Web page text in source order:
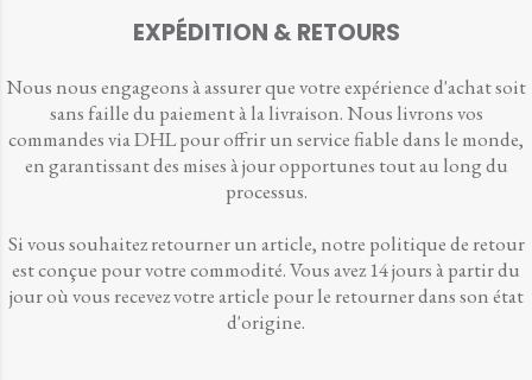
EXPÉDITION & RETOURS
Nous nous engageons à assurer que votre expérience d'achat soit
sans faille du paiement à la livraison. Nous livrons vos
commandes via DHL pour offrir un service fiable dans le monde,
en garantissant des mises à jour opportunes tout au long du
processus.
Si vous souhaitez retourner un article, notre politique de retour
est conçue pour votre commodité. Vous avez 14 jours à partir du
jour où vous recevez votre article pour le retourner dans son état
d'origine.